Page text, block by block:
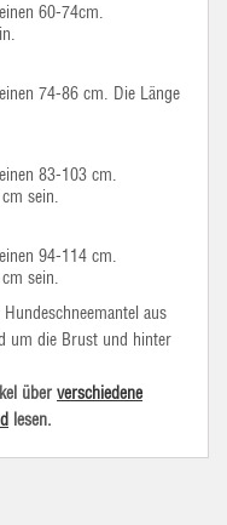
60-74cm.
74-86 cm. Die Länge
83-103 cm.
sein.
94-114 cm.
sein.
aus
um die Brust und hinter
über verschiedene
lesen.